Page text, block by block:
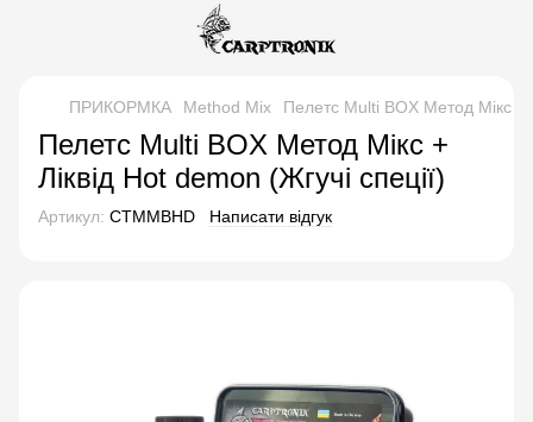
ПРИКОРМКА Method Mix Пелетс Multi BOX Метод Мікс +
Пелетс Multi BOX Метод Мікс +
Ліквід Hot demon (Жгучі спеції)
Артикул: CTMMBHD Написати відгук